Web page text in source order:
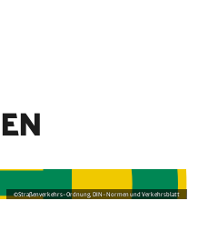
©Straßenverkehrs-Ordnung, DIN-Normen und Verkehrsblatt